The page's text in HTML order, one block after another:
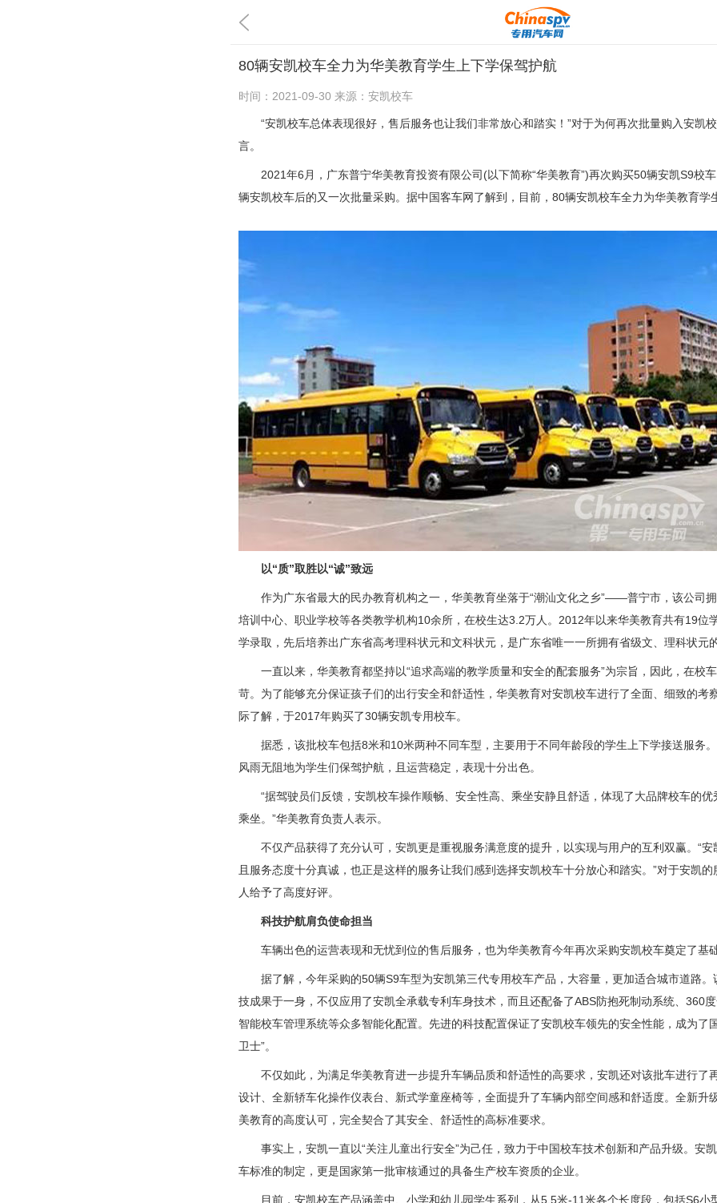
80辆安凯校车全力为华美教育学生上下学保驾护航
时间： 2021-09-30 来源： 安凯校车
“安凯校车总体表现很好，售后服务也让我们非常放心和踏实！”对于为何再次批量购入安凯
言。
2021年6月，广东普宁华美教育投资有限公司(以下简称“华美教育”)再次购买50辆安凯S9校
辆安凯校车后的又一次批量采购。据中国客车网了解到，目前，80辆安凯校车全力为华美教育学
以“质”取胜以“诚”致远
作为广东省最大的民办教育机构之一，华美教育坐落于“潮汕文化之乡”——普宁市，该公司拥
培训中心、职业学校等各类教学机构10余所，在校生达3.2万人。2012年以来华美教育共有19位
学录取，先后培养出广东省高考理科状元和文科状元，是广东省唯一一所拥有省级文、理科状元
一直以来，华美教育都坚持以“追求高端的教学质量和安全的配套服务”为宗旨，因此，在校
苛。为了能够充分保证孩子们的出行安全和舒适性，华美教育对安凯校车进行了全面、细致的考
际了解，于2017年购买了30辆安凯专用校车。
据悉，该批校车包括8米和10米两种不同车型，主要用于不同年龄段的学生上下学接送服务
风雨无阻地为学生们保驾护航，且运营稳定，表现十分出色。
“据驾驶员们反馈，安凯校车操作顺畅、安全性高、乘坐安静且舒适，体现了大品牌校车的优
乘坐。”华美教育负责人表示。
不仅产品获得了充分认可，安凯更是重视服务满意度的提升，以实现与用户的互利双赢。“安
且服务态度十分真诚，也正是这样的服务让我们感到选择安凯校车十分放心和踏实。”对于安凯
人给予了高度好评。
科技护航肩负使命担当
车辆出色的运营表现和无忧到位的售后服务，也为华美教育今年再次采购安凯校车奠定了基础
据了解，今年采购的50辆S9车型为安凯第三代专用校车产品，大容量，更加适合城市道路。
技成果于一身，不仅应用了安凯全承载专利车身技术，而且还配备了ABS防抱死制动系统、360
智能校车管理系统等众多智能化配置。先进的科技配置保证了安凯校车领先的安全性能，成为了
卫士”。
不仅如此，为满足华美教育进一步提升车辆品质和舒适性的高要求，安凯还对该批车进行了
设计、全新轿车化操作仪表台、新式学童座椅等，全面提升了车辆内部空间感和舒适度。全新升
美教育的高度认可，完全契合了其安全、舒适性的高标准要求。
事实上，安凯一直以“关注儿童出行安全”为己任，致力于中国校车技术创新和产品升级。安
车标准的制定，更是国家第一批审核通过的具备生产校车资质的企业。
目前，安凯校车产品涵盖中、小学和幼儿园学生系列，从5.5米-11米各个长度段，包括S6小